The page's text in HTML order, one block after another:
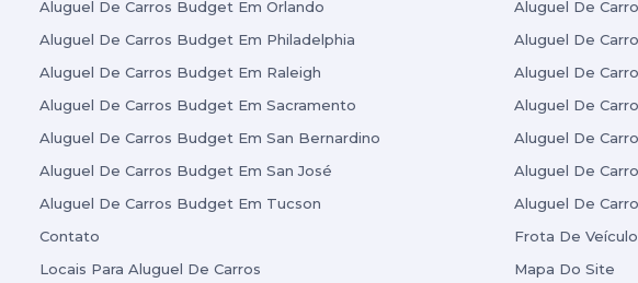
Aluguel De Carros Budget Em Orlando
Aluguel De
Aluguel De Carros Budget Em Philadelphia
Aluguel De
Aluguel De Carros Budget Em Raleigh
Aluguel De
Aluguel De Carros Budget Em Sacramento
Aluguel De
Aluguel De Carros Budget Em San Bernardino
Aluguel De
Aluguel De Carros Budget Em San José
Aluguel De
Aluguel De Carros Budget Em Tucson
Aluguel De
Contato
Frota De
Locais Para Aluguel De Carros
Mapa Do Site